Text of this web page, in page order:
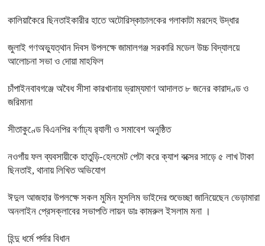
কালিয়াকৈরে ছিনতাইকারীর হাতে অটোরিস্কাচালকের গলাকাটা মরদেহ উদ্ধার
জুলাই গণঅভ্যুত্থান দিবস উপলক্ষে জামালগঞ্জ সরকারি মডেল উচ্চ বিদ্যালয়ে
আলোচনা সভা ও দোয়া মাহফিল
চাঁপাইনবাবগঞ্জে অবৈধ সীসা কারখানায় ভ্রাম্যমাণ আদালত ৮ জনের কারাদণ্ড ও
জরিমানা
সীতাকুণ্ডে বিএনপির বর্ণাঢ্য র‍্যালী ও সমাবেশ অনুষ্ঠিত
নওগাঁয় ফল ব্যবসায়ীকে হাতুড়ি-হেলমেট পেটা করে ক্যাশ বক্সের সাড়ে ৫ লাখ টাকা
ছিনতাই, থানায় লিখিত অভিযোগ
ঈদুল আজহার উপলক্ষে সকল মুমিন মুসলিম ভাইদের শুভেচ্ছা জানিয়েছেন ভেড়ামারা
অনলাইন প্রেসক্লাবের সভাপতি লায়ন ডাঃ কামরুল ইসলাম মনা ।
হিন্দু ধর্মে পর্দার বিধান